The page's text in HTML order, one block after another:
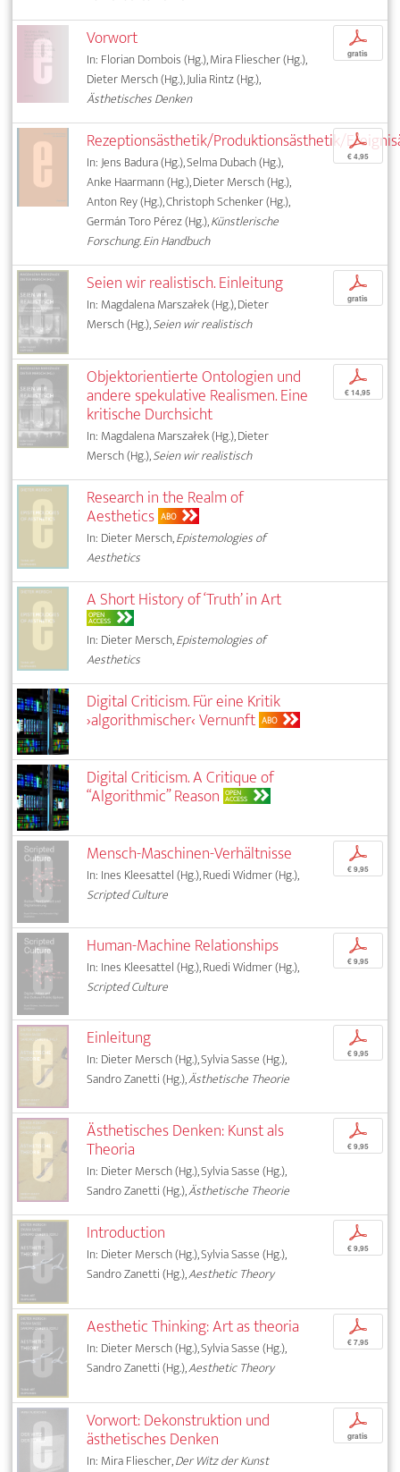
Vorwort
In: Florian Dombois (Hg.), Mira Fliescher (Hg.),
Dieter Mersch (Hg.), Julia Rintz (Hg.),
Ästhetisches Denken
p
gratis
Rezeptionsästhetik/Produktionsästhetik/
In: Jens Badura (Hg.), Selma Dubach (Hg.),
Anke Haarmann (Hg.), Dieter Mersch (Hg.),
Anton Rey (Hg.), Christoph Schenker (Hg.),
Germán Toro Pérez (Hg.),Künstlerische
Forschung. Ein Handbuch
p
€ 4,95
Seien wir realistisch. Einleitung
In: Magdalena Marszałek (Hg.), Dieter
Mersch (Hg.),Seien wir realistisch
p
gratis
Objektorientierte Ontologien und
andere spekulative Realismen. Eine
kritische Durchsicht
In: Magdalena Marszałek (Hg.), Dieter
Mersch (Hg.),Seien wir realistisch
p
€ 14,95
Research in the Realm of
Aesthetics ABO
In: Dieter Mersch,Epistemologies of
Aesthetics
A Short History of ‘Truth’ in Art
OPEN
ACCESS
In: Dieter Mersch,Epistemologies of
Aesthetics
Digital Criticism. Für eine Kritik
›algorithmischer‹ Vernunft ABO
Digital Criticism. A Critique of
“Algorithmic” Reason OPEN
ACCESS
Mensch-Maschinen-Verhältnisse
In: Ines Kleesattel (Hg.), Ruedi Widmer (Hg.),
Scripted Culture
p
€ 9,95
Human-Machine Relationships
In: Ines Kleesattel (Hg.), Ruedi Widmer (Hg.),
Scripted Culture
p
€ 9,95
Einleitung
In: Dieter Mersch (Hg.), Sylvia Sasse (Hg.),
Sandro Zanetti (Hg.),Ästhetische Theorie
p
€ 9,95
Ästhetisches Denken: Kunst als
Theoria
In: Dieter Mersch (Hg.), Sylvia Sasse (Hg.),
Sandro Zanetti (Hg.),Ästhetische Theorie
p
€ 9,95
Introduction
In: Dieter Mersch (Hg.), Sylvia Sasse (Hg.),
Sandro Zanetti (Hg.),Aesthetic Theory
p
€ 9,95
Aesthetic Thinking: Art as theoria
In: Dieter Mersch (Hg.), Sylvia Sasse (Hg.),
Sandro Zanetti (Hg.),Aesthetic Theory
p
€ 7,95
Vorwort: Dekonstruktion und
ästhetisches Denken
In: Mira Fliescher,Der Witz der Kunst
p
gratis